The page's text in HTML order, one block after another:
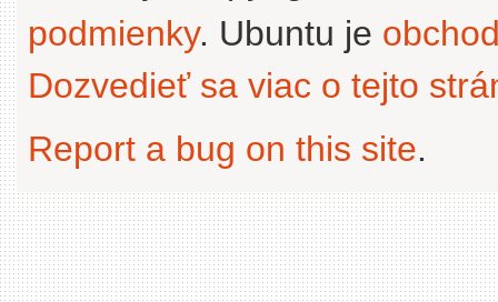
podmienky. Ubuntu je
Dozvedieť sa viac o tejto
Report a bug on this site.